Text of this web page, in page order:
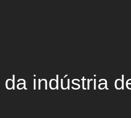
indústria